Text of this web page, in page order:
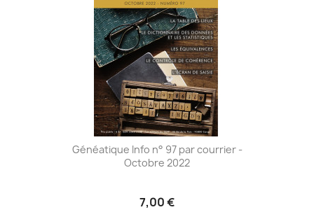
Généatique Info n° 97 par courrier -
Octobre 2022
7,00 €